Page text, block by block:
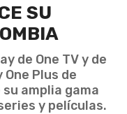
SU
de One TV y de
Plus de
amplia gama
y películas.